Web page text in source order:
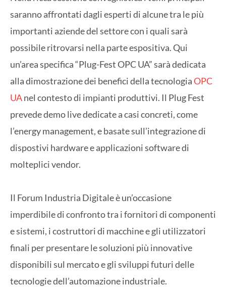
saranno affrontati dagli esperti di alcune tra le più
importanti aziende del settore con i quali sarà
possibile ritrovarsi nella parte espositiva. Qui
un’area specifica “Plug-Fest OPC UA” sarà dedicata
alla dimostrazione dei benefici della tecnologiaOPC
UAnel contesto di impianti produttivi. Il Plug Fest
prevede demo live dedicate a casi concreti, come
l’energy management, e basate sull’integrazione di
dispostivi hardware e applicazioni software di
molteplici vendor.
Il Forum Industria Digitale è un’occasione
imperdibile di confronto tra i fornitori di componenti
e sistemi, i costruttori di macchine e gli utilizzatori
finali per presentare le soluzioni più innovative
disponibili sul mercato e gli sviluppi futuri delle
tecnologie dell’automazione industriale.